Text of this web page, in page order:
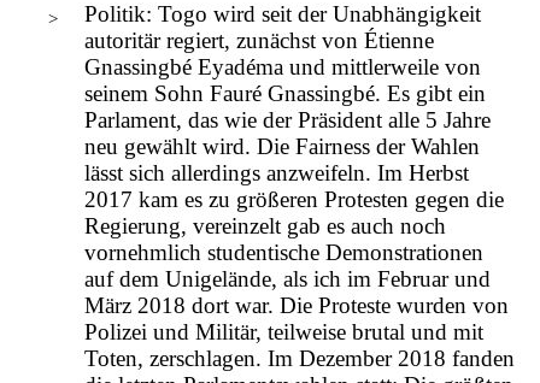
Politik: Togo wird seit der Unabhängigkeit
autoritär regiert, zunächst von Étienne
Gnassingbé Eyadéma und mittlerweile von
seinem Sohn Fauré Gnassingbé. Es gibt ein
Parlament, das wie der Präsident alle 5 Jahre
neu gewählt wird. Die Fairness der Wahlen
lässt sich allerdings anzweifeln. Im Herbst
2017 kam es zu größeren Protesten gegen die
Regierung, vereinzelt gab es auch noch
vornehmlich studentische Demonstrationen
auf dem Unigelände, als ich im Februar und
März 2018 dort war. Die Proteste wurden von
Polizei und Militär, teilweise brutal und mit
Toten, zerschlagen. Im Dezember 2018 fanden